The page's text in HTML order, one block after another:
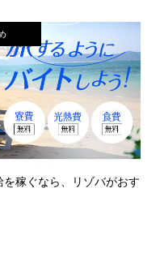
稼ぐなら、リゾバがおす